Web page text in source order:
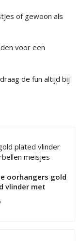
of gewoon als
voor een
de fun altijd bij
oorhangers gold
vlinder met